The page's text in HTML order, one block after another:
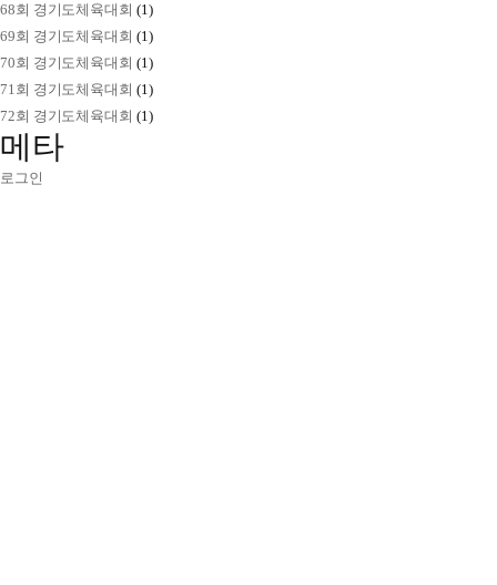
68회 경기도체육대회 (1)
69회 경기도체육대회 (1)
70회 경기도체육대회 (1)
71회 경기도체육대회 (1)
72회 경기도체육대회 (1)
메타
로그인